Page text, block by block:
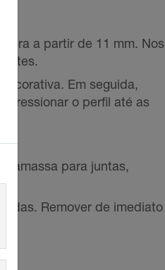
a partir de 11 mm. Nos
Em seguida,
pressionar o perfil até as
para juntas,
Remover de imediato